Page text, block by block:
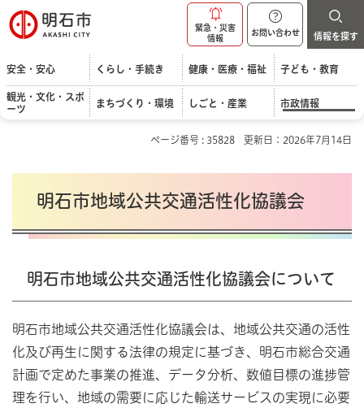
明石市
緊急・災害
情報
お問い合わせ 情報を探す
安全・安心 くらし・手続き 健康・医療・福祉 子ども・教育
観光・文化・スポ
ーツ
まちづくり・環境 しごと・産業 市政情報
ページ番号 : 35828 更新日：2026年7月14日
明石市地域公共交通活性化協議会
明石市地域公共交通活性化協議会について
明石市地域公共交通活性化協議会は、地域公共交通の活性
化及び再生に関する法律の規定に基づき、明石市総合交通
計画で定めた事業の推進、データ分析、数値目標の進捗管
理を行い、地域の需要に応じた輸送サービスの実現に必要